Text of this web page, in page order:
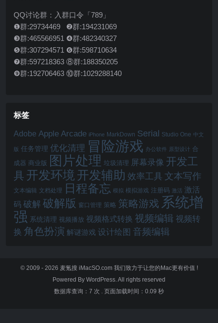
QQ讨论群：入群口令「789」
❶群:29734469 ❷群:194231069
❸群:465566951 ❹群:482340327
❺群:307294571 ❻群:598710634
❼群:597218363 ⑧群:188350205
❾群:192706463 ⑩群:1029288140
标签
Adobe Apple Arcade iPhone MarkDown Serial Studio One 中文
版 任务管理 优化清理 冒险游戏 办公软件 原型设计 合
成器 商业版 图片处理 垃圾清理 屏幕录像 开发工
具 开发环境 开发辅助 效率工具 文本写作
文本编辑 文档处理 日程备忘 模拟 模拟游戏 注册码 激活 激活
码 破解 破解版 窗口管理 策略 策略游戏 系统增
强 系统清理 视频播放 视频格式转换 视频编辑 视频转
换 角色扮演 解谜游戏 设计绘图 音频编辑
© 2009 - 2026 麦氪搜 iMacSO.com 我们致力于让您的Mac更有价值 !
Powered By WordPress. All rights reserved
数据库查询：7 次
页面加载时间：0.09 秒